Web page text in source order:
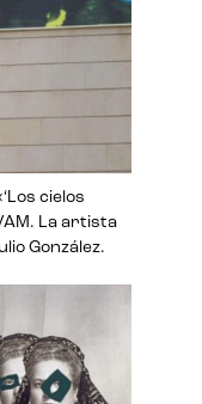
cielos
La artista
González.